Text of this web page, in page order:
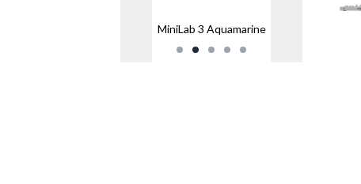
MiniLab 3 Aquamarine